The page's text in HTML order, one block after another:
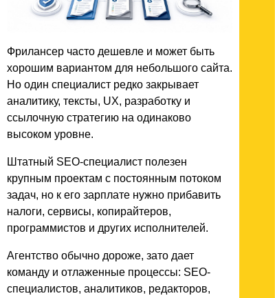
Фрилансер часто дешевле и может быть
хорошим вариантом для небольшого сайта.
Но один специалист редко закрывает
аналитику, тексты, UX, разработку и
ссылочную стратегию на одинаково
высоком уровне.
Штатный SEO-специалист полезен
крупным проектам с постоянным потоком
задач, но к его зарплате нужно прибавить
налоги, сервисы, копирайтеров,
программистов и других исполнителей.
Агентство обычно дороже, зато дает
команду и отлаженные процессы: SEO-
специалистов, аналитиков, редакторов,